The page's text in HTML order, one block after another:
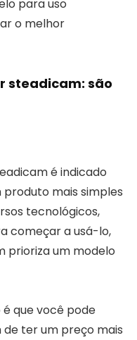
para uso
o melhor
steadicam: são
é indicado
produto mais simples
tecnológicos,
começar a usá-lo,
prioriza um modelo
que você pode
ter um preço mais